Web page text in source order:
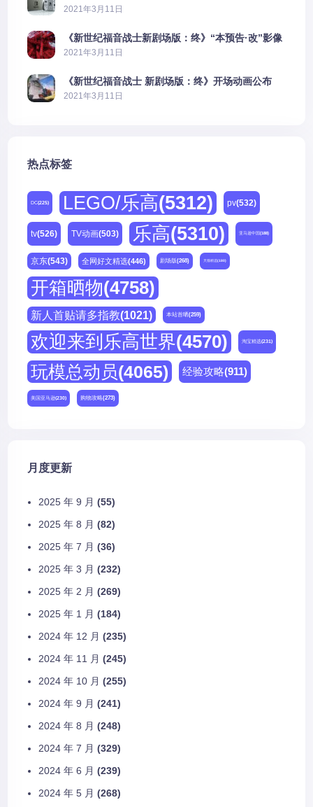
2021年3月11日
《新世纪福音战士新剧场版：终》“本预告·改”影像
公开
2021年3月11日
《新世纪福音战士 新剧场版：终》开场动画公布
2021年3月11日
热点标签
DC(225) LEGO/乐高(5312) pv(532)
tv(526) TV动画(503) 乐高(5310) 亚马逊中国(188)
京东(543) 全网好文精选(446) 剧场版(268) 天猫精选(180)
开箱晒物(4758)
新人首贴请多指教(1021) 本站首晒(259)
欢迎来到乐高世界(4570) 淘宝精选(231)
玩模总动员(4065) 经验攻略(911)
美国亚马逊(230) 购物攻略(273)
月度更新
2025 年 9 月 (55)
2025 年 8 月 (82)
2025 年 7 月 (36)
2025 年 3 月 (232)
2025 年 2 月 (269)
2025 年 1 月 (184)
2024 年 12 月 (235)
2024 年 11 月 (245)
2024 年 10 月 (255)
2024 年 9 月 (241)
2024 年 8 月 (248)
2024 年 7 月 (329)
2024 年 6 月 (239)
2024 年 5 月 (268)